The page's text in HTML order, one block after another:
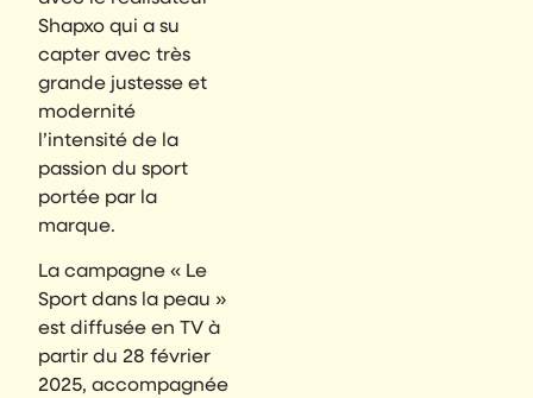
Shapxo qui a su
capter avec très
grande justesse et
modernité
l’intensité de la
passion du sport
portée par la
marque.
La campagne « Le
Sport dans la peau »
est diffusée en TV à
partir du 28 février
2025, accompagnée